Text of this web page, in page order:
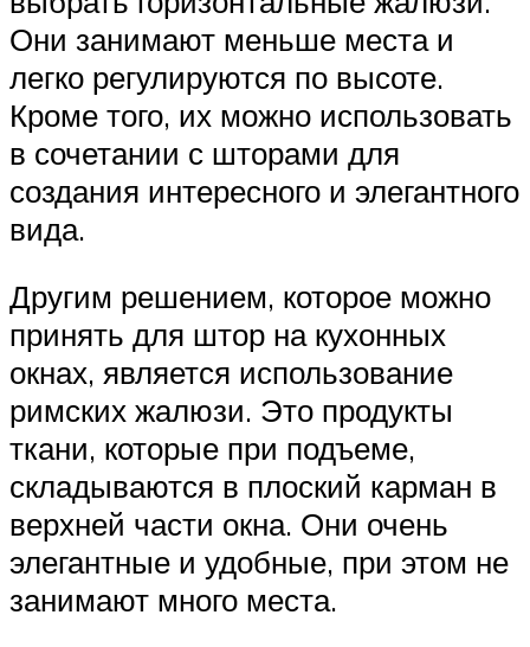
Они занимают меньше места и
легко регулируются по высоте.
Кроме того, их можно использовать
в сочетании с шторами для
создания интересного и элегантного
вида.
Другим решением, которое можно
принять для штор на кухонных
окнах, является использование
римских жалюзи. Это продукты
ткани, которые при подъеме,
складываются в плоский карман в
верхней части окна. Они очень
элегантные и удобные, при этом не
занимают много места.